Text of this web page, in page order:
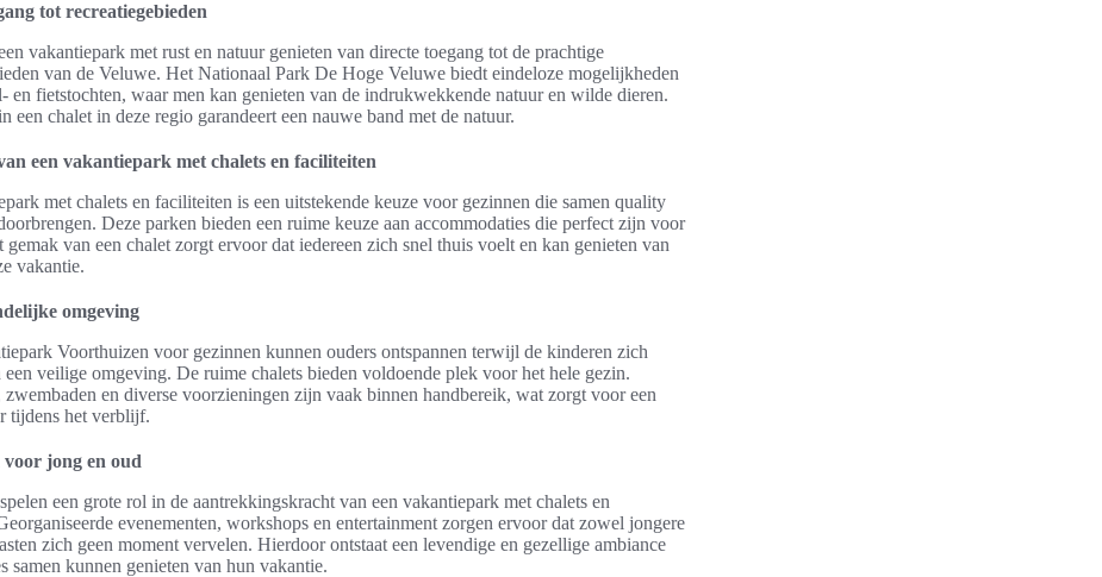
tot recreatiegebieden
vakantiepark met rust en natuur genieten van directe toegang tot de prachtige
van de Veluwe. Het Nationaal Park De Hoge Veluwe biedt eindeloze mogelijkheden
en fietstochten, waar men kan genieten van de indrukwekkende natuur en wilde dieren.
een chalet in deze regio garandeert een nauwe band met de natuur.
een vakantiepark met chalets en faciliteiten
met chalets en faciliteiten is een uitstekende keuze voor gezinnen die samen quality
Deze parken bieden een ruime keuze aan accommodaties die perfect zijn voor
gemak van een chalet zorgt ervoor dat iedereen zich snel thuis voelt en kan genieten van
vakantie.
omgeving
Voorthuizen voor gezinnen kunnen ouders ontspannen terwijl de kinderen zich
een veilige omgeving. De ruime chalets bieden voldoende plek voor het hele gezin.
zwembaden en diverse voorzieningen zijn vaak binnen handbereik, wat zorgt voor een
tijdens het verblijf.
jong en oud
een grote rol in de aantrekkingskracht van een vakantiepark met chalets en
evenementen, workshops en entertainment zorgen ervoor dat zowel jongere
zich geen moment vervelen. Hierdoor ontstaat een levendige en gezellige ambiance
samen kunnen genieten van hun vakantie.